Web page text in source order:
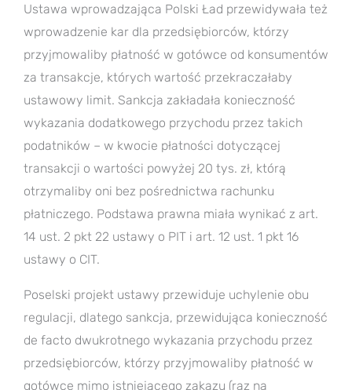
Ustawa wprowadzająca Polski Ład przewidywała też
wprowadzenie kar dla przedsiębiorców, którzy
przyjmowaliby płatność w gotówce od konsumentów
za transakcje, których wartość przekraczałaby
ustawowy limit. Sankcja zakładała konieczność
wykazania dodatkowego przychodu przez takich
podatników – w kwocie płatności dotyczącej
transakcji o wartości powyżej 20 tys. zł, którą
otrzymaliby oni bez pośrednictwa rachunku
płatniczego. Podstawa prawna miała wynikać z art.
14 ust. 2 pkt 22 ustawy o PIT i art. 12 ust. 1 pkt 16
ustawy o CIT.
Poselski projekt ustawy przewiduje uchylenie obu
regulacji, dlatego sankcja, przewidująca konieczność
de facto dwukrotnego wykazania przychodu przez
przedsiębiorców, którzy przyjmowaliby płatność w
gotówce mimo istniejącego zakazu (raz na